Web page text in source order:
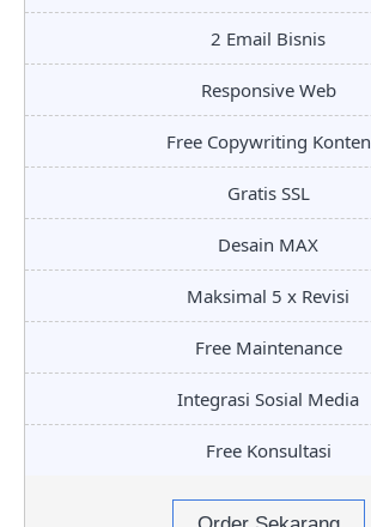
2 Email Bisnis
Responsive Web
Free Copywriting Konten
Gratis SSL
Desain MAX
Maksimal 5 x Revisi
Free Maintenance
Integrasi Sosial Media
Free Konsultasi